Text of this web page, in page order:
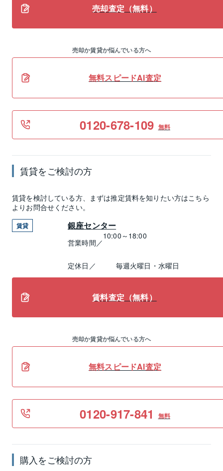
売却査定（無料）
売却か賃貸か悩んでいる方へ
無料スピードAI査定
0120-678-109 無料
賃貸をご検討の方
賃貸を検討している方、まずは推定賃料を知りたい方はこちら
よりお問合せください。
賃貸 銀座センター
営業時間／
10:00～18:00
定休日／ 毎週火曜日・水曜日
賃料査定（無料）
売却か賃貸か悩んでいる方へ
無料スピードAI査定
0120-917-841 無料
購入をご検討の方